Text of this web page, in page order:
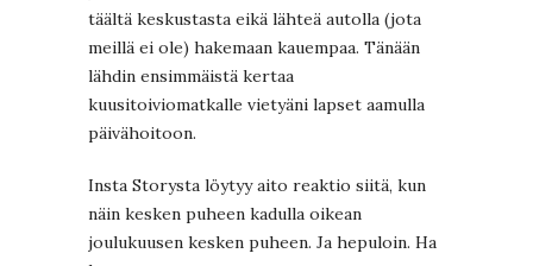
täältä keskustasta eikä lähteä autolla (jota
meillä ei ole) hakemaan kauempaa. Tänään
lähdin ensimmäistä kertaa
kuusitoiviomatkalle vietyäni lapset aamulla
päivähoitoon.
Insta Storysta löytyy aito reaktio siitä, kun
näin kesken puheen kadulla oikean
joulukuusen kesken puheen. Ja hepuloin. Ha